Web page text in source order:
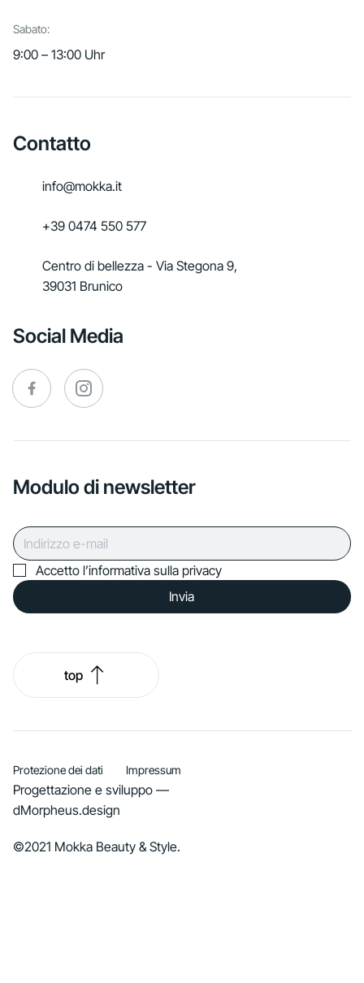
Sabato:
9:00 – 13:00 Uhr
Contatto
info@mokka.it
+39 0474 550 577
Centro di bellezza - Via Stegona 9,
39031 Brunico
Social Media
Modulo di newsletter
Accetto l’informativa sulla privacy
Invia
top
©2021 Mokka Beauty & Style.
Protezione dei dati Impressum
Progettazione e sviluppo —
dMorpheus.design